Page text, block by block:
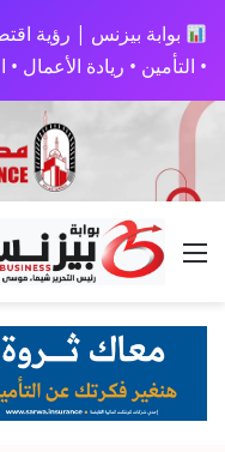
بوابة بيزنس | رؤية
• التأمين • ريادة الأعمال •
القائمة